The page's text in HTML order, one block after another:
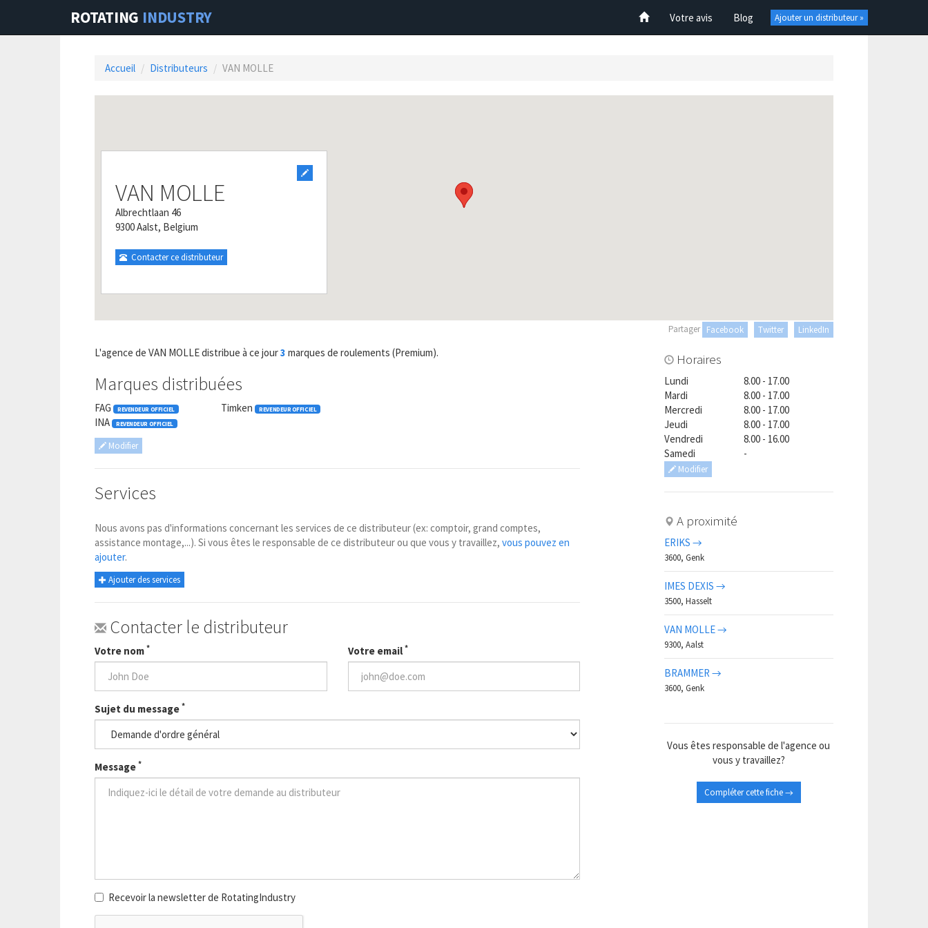
ROTATING INDUSTRY Votre avis Blog Ajouter un distributeur »
Accueil Distributeurs VAN MOLLE
VAN MOLLE
Albrechtlaan 46
9300 Aalst, Belgium
Contacter ce distributeur
Partager Facebook Twitter LinkedIn
L'agence de VAN MOLLE distribue à ce jour3 marques de roulements (Premium).
Marques distribuées
FAG REVENDEUR OFFICIEL
INA REVENDEUR OFFICIEL
Timken REVENDEUR OFFICIEL
Modifier
Services
Nous avons pas d'informations concernant les services de ce distributeur (ex: comptoir, grand comptes,
assistance montage,...). Si vous êtes le responsable de ce distributeur ou que vous y travaillez, vous pouvez en
ajouter.
Ajouter des services
Contacter le distributeur
Votre nom * Votre email *
Sujet du message *
Message *
Recevoir la newsletter de RotatingIndustry
Horaires
Lundi
8.00 - 17.00
Mardi
8.00 - 17.00
Mercredi
8.00 - 17.00
Jeudi
8.00 - 17.00
Vendredi
8.00 - 16.00
Samedi
-
Modifier
A proximité
ERIKS →
3600, Genk
IMES DEXIS →
3500, Hasselt
VAN MOLLE →
9300, Aalst
BRAMMER →
3600, Genk
Vous êtes responsable de l'agence ou
vous y travaillez?
Compléter cette fiche →